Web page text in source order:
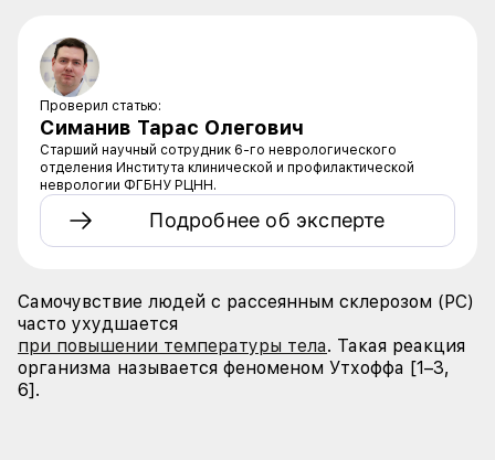
Проверил статью:
Симанив Тарас Олегович
Старший научный сотрудник 6-го неврологического
отделения Института клинической и профилактической
неврологии ФГБНУ РЦНН.
Подробнее об эксперте
Самочувствие людей с рассеянным склерозом (РС)
часто ухудшается
при повышении температуры тела. Такая реакция
организма называется феноменом Утхоффа [1–3,
6].